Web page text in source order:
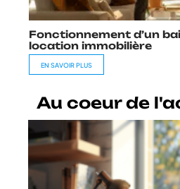
Fonctionnement d’un
location immobilière
EN SAVOIR PLUS
Au coeur de